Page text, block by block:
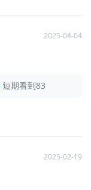
2025-04-04
短期看到83
2025-02-19